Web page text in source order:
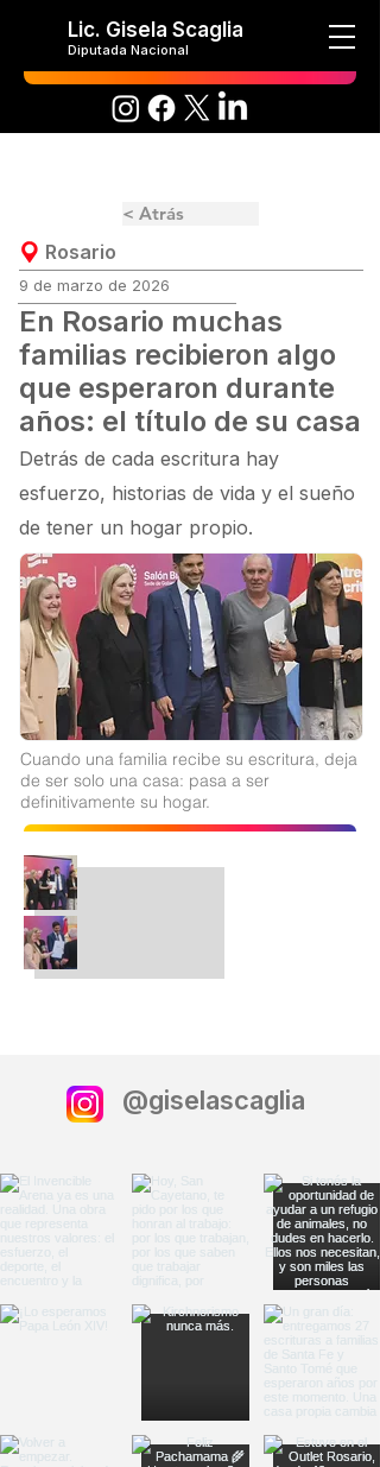
Lic. Gisela Scaglia
Diputada Nacional
< Atrás
Rosario
9 de marzo de 2026
En Rosario muchas
familias recibieron algo
que esperaron durante
años: el título de su casa
Detrás de cada escritura hay
esfuerzo, historias de vida y el sueño
de tener un hogar propio.
Cuando una familia recibe su escritura, deja
de ser solo una casa: pasa a ser
definitivamente su hogar.
@giselascaglia